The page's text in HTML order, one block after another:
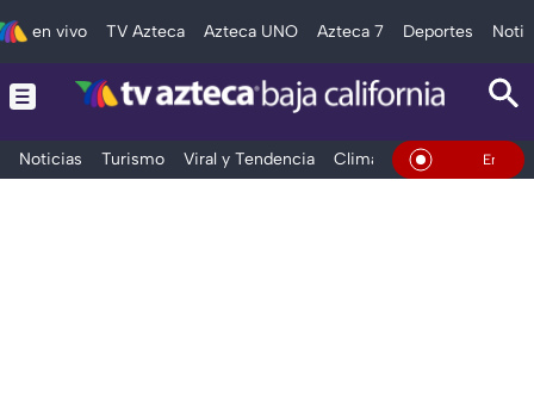
en vivo TV Azteca Azteca UNO Azteca 7 Deportes
Noticias Turismo Viral y Tendencia Clima Deportes En Vivo